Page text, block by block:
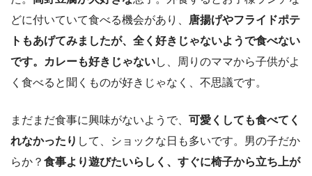
どに付いていて食べる機会があり、
唐揚げやフライドポテ
トもあげてみましたが、全く好きじゃないようで食べない
です。カレーも好きじゃないし、周りのママから子供がよ
く食べると聞くものが好きじゃなく、不思議です。
まだまだ食事に興味がないようで、 可愛くしても食べてく
れなかったり して、ショックな日も多いです。男の子だか
らか？ 食事より遊びたいらしく、すぐに椅子から立ち上が